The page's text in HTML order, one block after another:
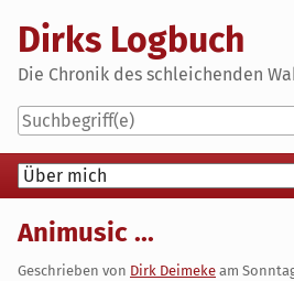
content
Dirks Logbuch
Die Chronik des schleichenden
Navigation
Animusic ...
Geschrieben von Dirk Deimeke am